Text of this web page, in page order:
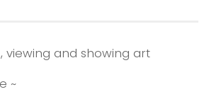
viewing and showing art
~